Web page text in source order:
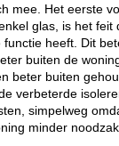
mee. Het eerste
glas, is het feit
functie heeft. Dit
buiten de
beter buiten
verbeterde
simpelweg
minder